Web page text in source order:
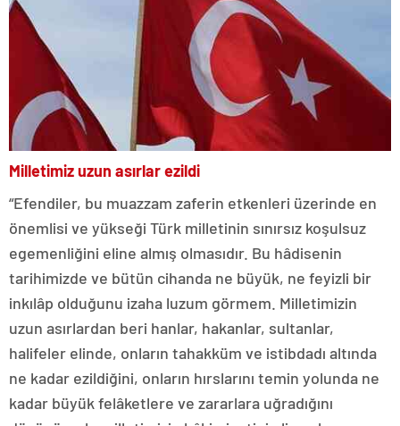
Milletimiz uzun asırlar ezildi
“Efendiler, bu muazzam zaferin etkenleri üzerinde en
önemlisi ve yükseği Türk milletinin sınırsız koşulsuz
egemenliğini eline almış olmasıdır. Bu hâdisenin
tarihimizde ve bütün cihanda ne büyük, ne feyizli bir
inkılâp olduğunu izaha luzum görmem. Milletimizin
uzun asırlardan beri hanlar, hakanlar, sultanlar,
halifeler elinde, onların tahakküm ve istibdadı altında
ne kadar ezildiğini, onların hırslarını temin yolunda ne
kadar büyük felâketlere ve zararlara uğradığını